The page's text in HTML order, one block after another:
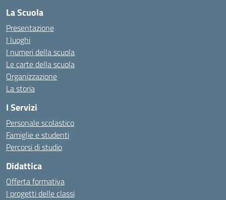
La Scuola
Presentazione
I luoghi
I numeri della scuola
Le carte della scuola
Organizzazione
La storia
I Servizi
Personale scolastico
Famiglie e studenti
Percorsi di studio
Didattica
Offerta formativa
I progetti delle classi